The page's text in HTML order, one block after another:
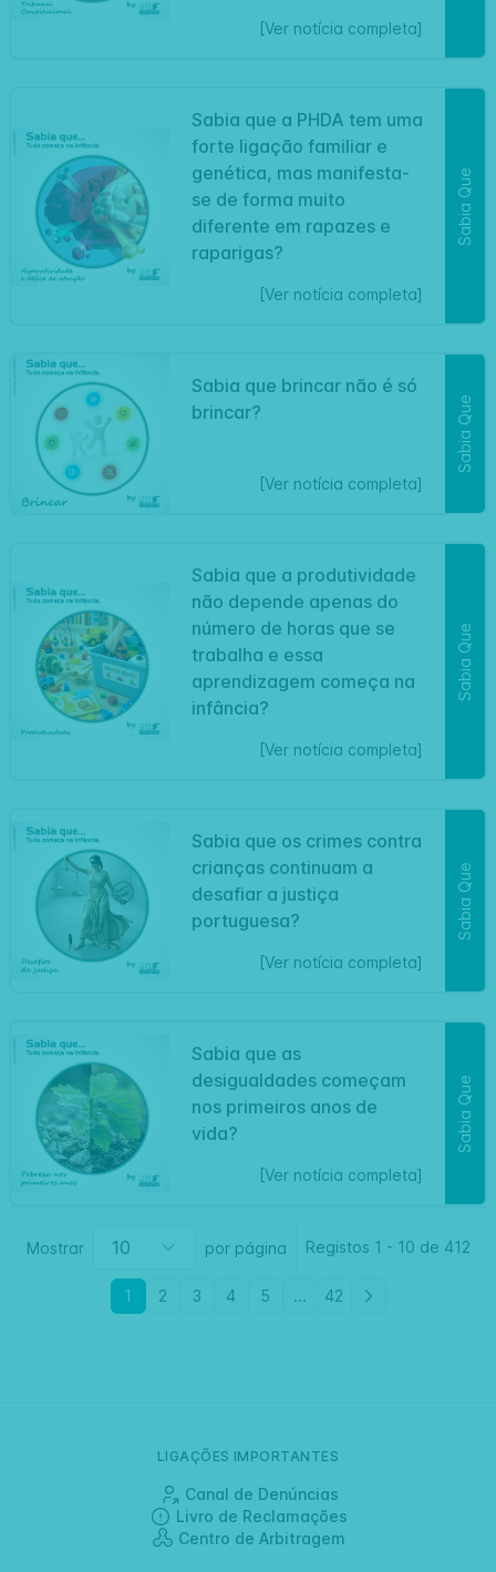
[Ver notícia completa]
Sabia que a PHDA tem uma
forte ligação familiar e
genética, mas manifesta-
se de forma muito
diferente em rapazes e
raparigas?
[Ver notícia completa]
Sabia Que
Sabia que brincar não é só
brincar?
[Ver notícia completa]
Sabia Que
Sabia que a produtividade
não depende apenas do
número de horas que se
trabalha e essa
aprendizagem começa na
infância?
[Ver notícia completa]
Sabia Que
Sabia que os crimes contra
crianças continuam a
desafiar a justiça
portuguesa?
[Ver notícia completa]
Sabia Que
Sabia que as
desigualdades começam
nos primeiros anos de
vida?
[Ver notícia completa]
Sabia Que
Mostrar por página Registos 1 - 10 de 412
1 2 3 4 5 ... 42
LIGAÇÕES IMPORTANTES
Canal de Denúncias
Livro de Reclamações
Centro de Arbitragem